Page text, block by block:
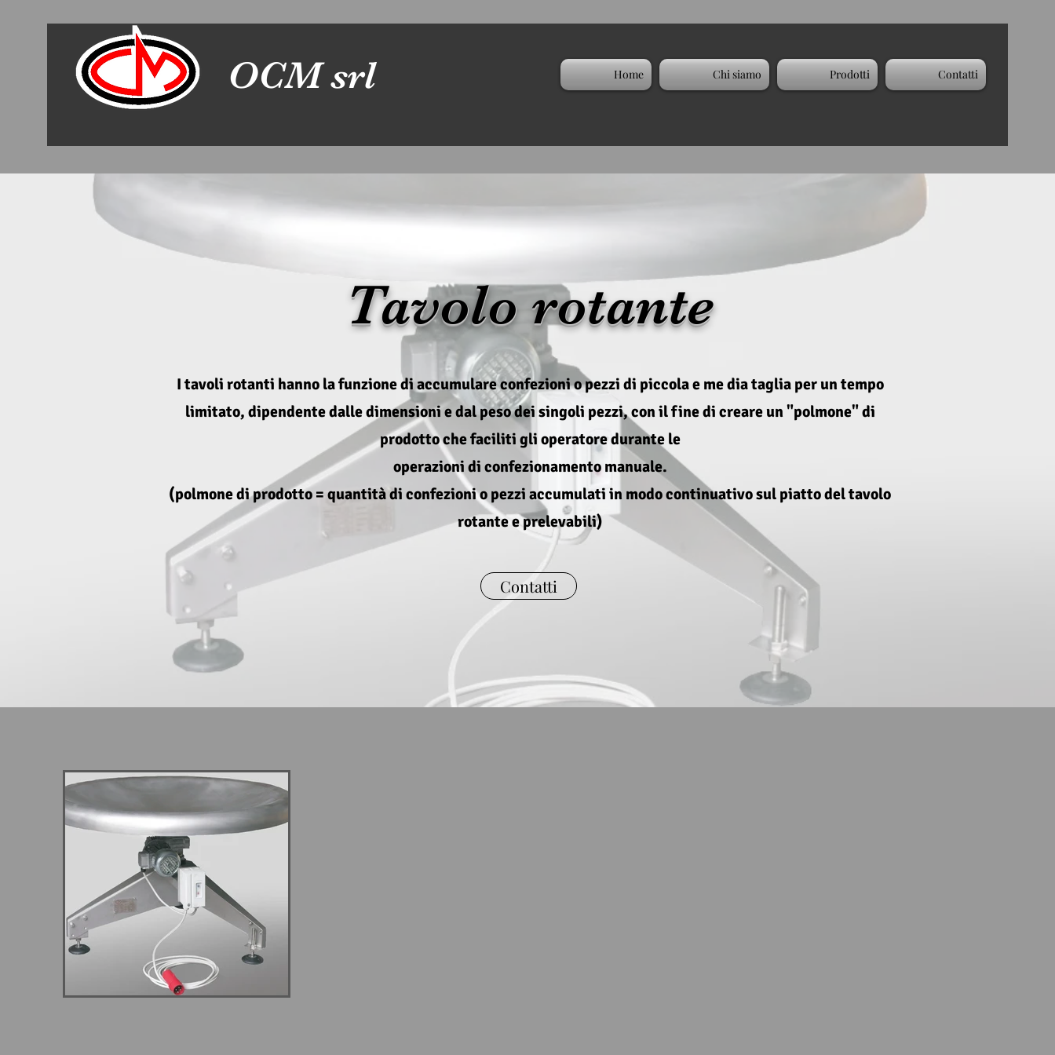
OCM srl Home Chi siamo Prodotti Contatti
Tavolo rotante
I tavoli rotanti hanno la funzione di accumulare confezioni o pezzi di piccola e me dia taglia per un tempo
limitato, dipendente dalle dimensioni e dal peso dei singoli pezzi, con il fine di creare un "polmone" di
prodotto che faciliti gli operatore durante le
operazioni di confezionamento manuale.
(polmone di prodotto = quantità di confezioni o pezzi accumulati in modo continuativo sul piatto del tavolo
rotante e prelevabili)
Contatti